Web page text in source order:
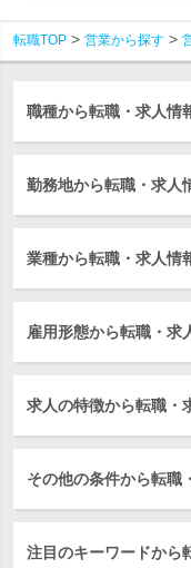
転職TOP 営業から探す
職種から転職・求人情
勤務地から転職・求人
業種から転職・求人情
雇用形態から転職・求
求人の特徴から転職・
その他の条件から転職
注目のキーワードから